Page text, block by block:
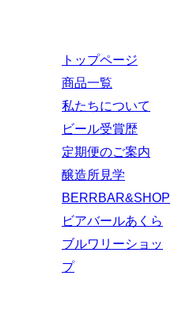
トップページ
商品一覧
私たちについて
ビール受賞歴
定期便のご案内
醸造所見学
BERRBAR&SHOP
ビアバールあくら
ブルワリーショッ
プ